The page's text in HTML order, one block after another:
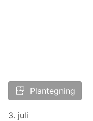
Plantegning
3. juli